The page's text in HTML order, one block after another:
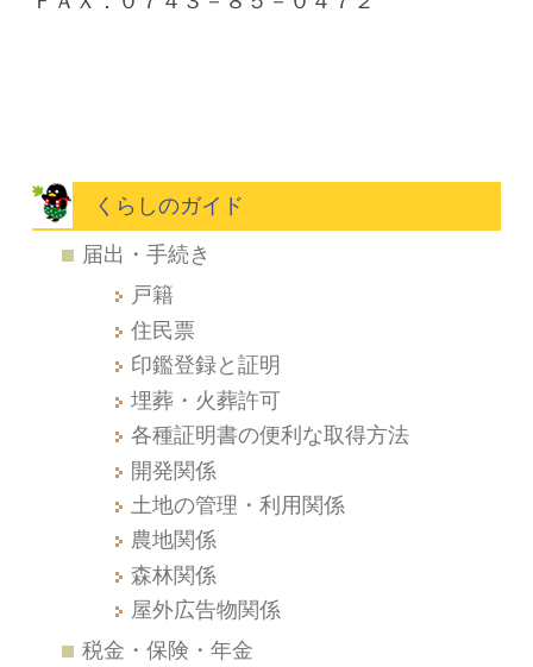
くらしのガイド
届出・手続き
戸籍
住民票
印鑑登録と証明
埋葬・火葬許可
各種証明書の便利な取得方法
開発関係
土地の管理・利用関係
農地関係
森林関係
屋外広告物関係
税金・保険・年金